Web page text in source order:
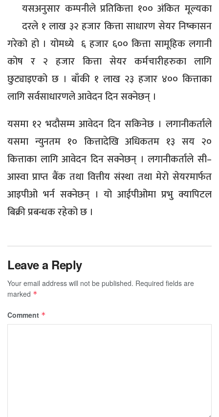
यसअनुसार कम्पनीले प्रतिकित्ता १०० अंकित मूल्यका
दरले १ लाख ३२ हजार कित्ता साधारण सेयर निष्कासन
गरेको हो । योमध्ये ६ हजार ६०० कित्ता सामूहिक लगानी
कोष र २ हजार कित्ता सेयर कर्मचारीहरुका लागि
छुट्याइएको छ । बाँकी १ लाख २३ हजार ४०० कित्ताका
लागि सर्वसाधारणले आवेदन दिन सक्नेछन् ।
यसमा १२ भदौसम्म आवेदन दिन सकिनेछ । लगानीकर्ताले
यसमा न्युनतम १० कित्तादेखि अधिकतम १३ सय २०
कित्ताका लागि आवेदन दिन सक्नेछन् । लगानीकर्ताले सी–
आस्वा प्राप्त बैंक तथा वित्तीय संस्था तथा मेरो सेयरमार्फत
आइपीओ भर्न सक्नेछन् । यो आईपीओमा प्रभु क्यापिटल
बिक्री प्रबन्धक रहेको छ ।
Leave a Reply
Your email address will not be published. Required fields are
marked *
Comment *